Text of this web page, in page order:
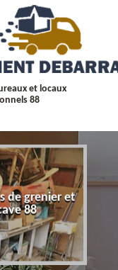
et locaux
88
de grenier et
88